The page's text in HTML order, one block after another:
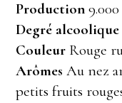
Production
Degré alcoolique
Couleur Rouge
Arômes Au nez
petits fruits